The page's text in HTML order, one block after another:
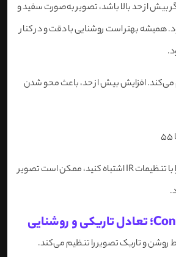
بیش از حد بالا باشد، تصویر به‌صورت سفید و
بهتر است روشنایی با دقت و در کنار
می‌کند. افزایش بیش از حد، باعث محو شدن
اگر تنظیمات روشنایی را با تنظیمات IR اشتباه کنید، ممکن است تصویر
روشن و تاریک تصویر را تنظیم می‌کند.